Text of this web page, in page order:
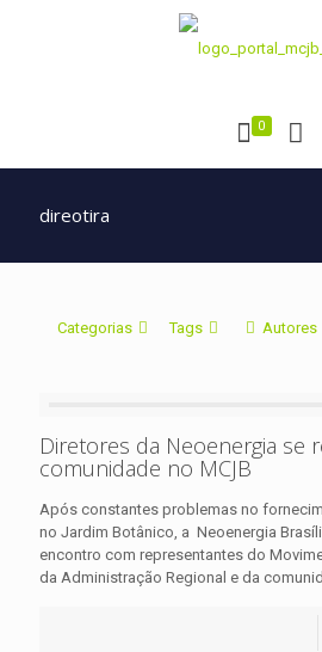
0
direotira
Categorias Tags Autores
Diretores da Neoenergia se
comunidade no MCJB
Após constantes problemas no
no Jardim Botânico, a Neoenergia
encontro com representantes do
da Administração Regional e da